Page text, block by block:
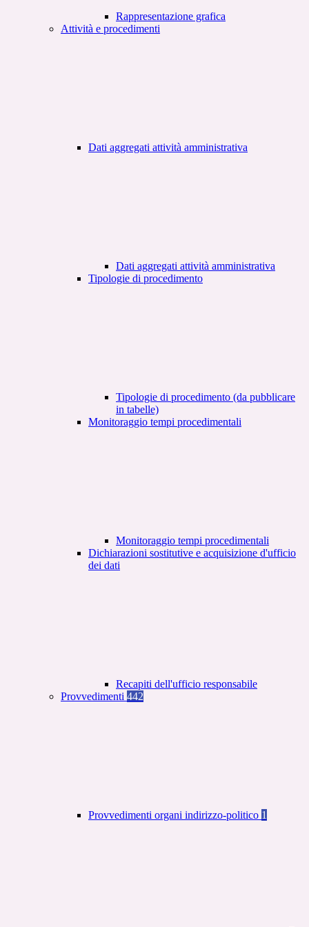
Rappresentazione grafica
Attività e procedimenti
Dati aggregati attività amministrativa
Dati aggregati attività amministrativa
Tipologie di procedimento
Tipologie di procedimento (da pubblicare
in tabelle)
Monitoraggio tempi procedimentali
Monitoraggio tempi procedimentali
Dichiarazioni sostitutive e acquisizione d'ufficio
dei dati
Recapiti dell'ufficio responsabile
Provvedimenti 442
Provvedimenti organi indirizzo-politico 1